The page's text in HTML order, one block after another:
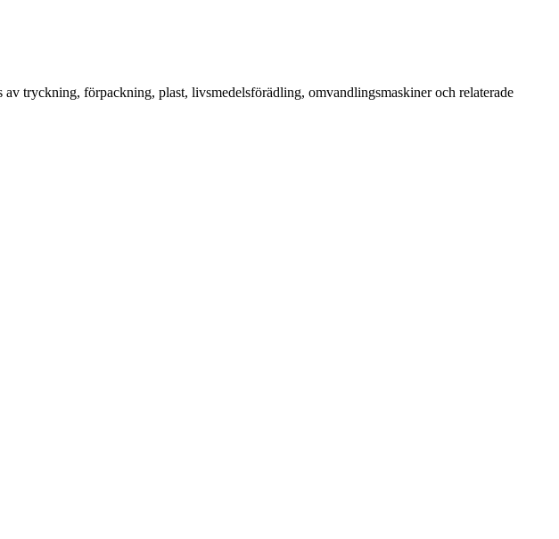
tryckning, förpackning, plast, livsmedelsförädling, omvandlingsmaskiner och relaterade